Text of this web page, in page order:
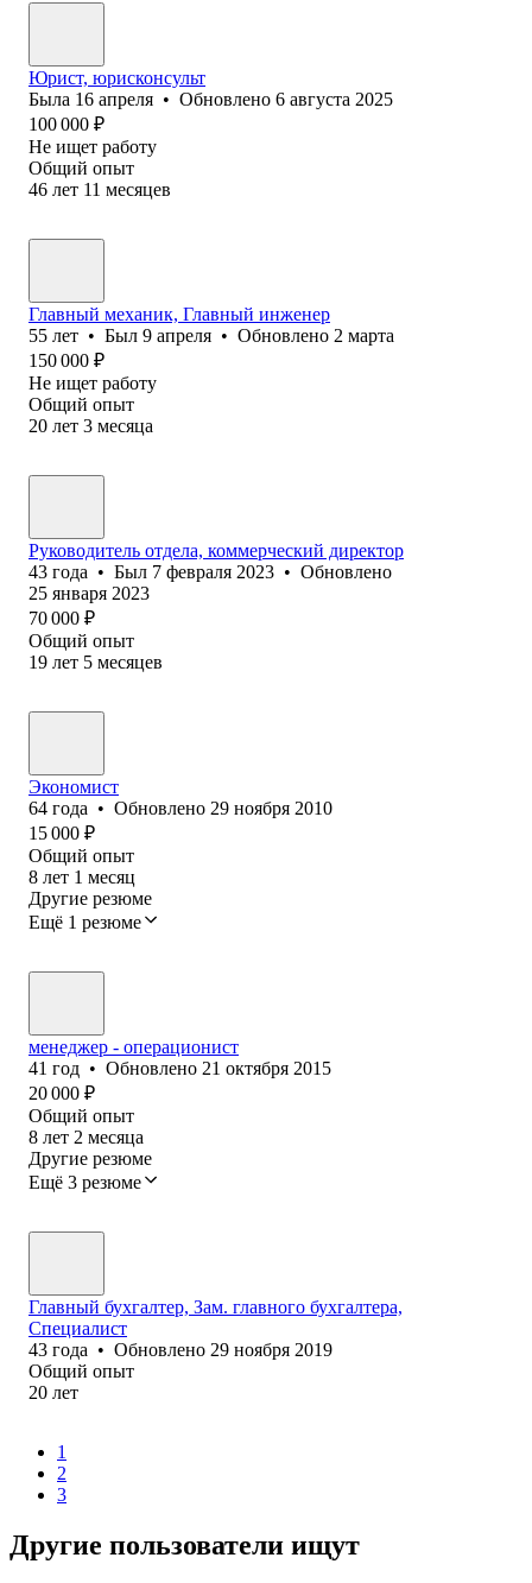
Юрист, юрисконсульт
Была 16 апреля • Обновлено 6 августа 2025
100 000 ₽
Не ищет работу
Общий опыт
46 лет 11 месяцев
Главный механик, Главный инженер
55 лет • Был 9 апреля • Обновлено 2 марта
150 000 ₽
Не ищет работу
Общий опыт
20 лет 3 месяца
Руководитель отдела, коммерческий директор
43 года • Был 7 февраля 2023 • Обновлено
25 января 2023
70 000 ₽
Общий опыт
19 лет 5 месяцев
Экономист
64 года • Обновлено 29 ноября 2010
15 000 ₽
Общий опыт
8 лет 1 месяц
Другие резюме
Ещё 1 резюме
менеджер - операционист
41 год • Обновлено 21 октября 2015
20 000 ₽
Общий опыт
8 лет 2 месяца
Другие резюме
Ещё 3 резюме
Главный бухгалтер, Зам. главного бухгалтера,
Специалист
43 года • Обновлено 29 ноября 2019
Общий опыт
20 лет
1
2
3
Другие пользователи ищут